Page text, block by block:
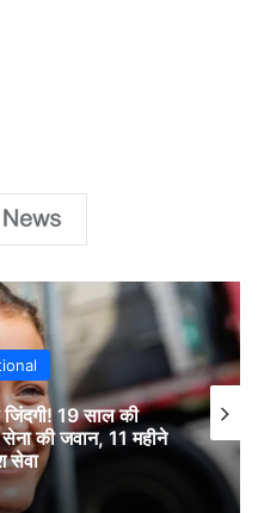
जिंदगी! 19 साल की
की जवान, 11 महीने
सेवा